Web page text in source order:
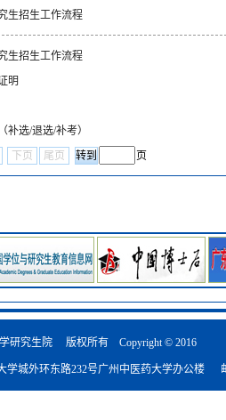
生招生工作流程
生招生工作流程
明
补选/退选/补考）
下页 尾页 页
研究生院 版权所有 Copyright © 2016
学城外环东路232号广州中医药大学办公楼